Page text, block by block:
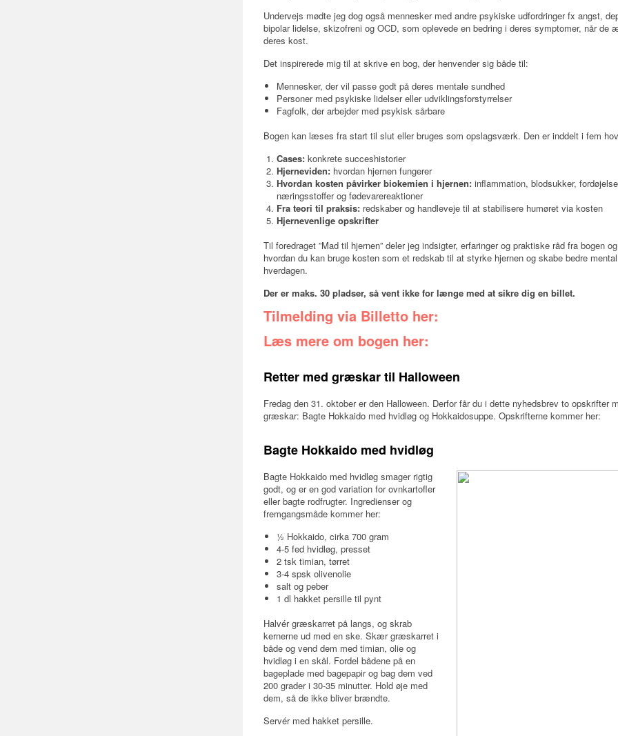
Undervejs mødte jeg dog også mennesker med andre psykiske udfordringer fx angst,
bipolar lidelse, skizofreni og OCD, som oplevede en bedring i deres symptomer, når de
deres kost.
Det inspirerede mig til at skrive en bog, der henvender sig både til:
Mennesker, der vil passe godt på deres mentale sundhed
Personer med psykiske lidelser eller udviklingsforstyrrelser
Fagfolk, der arbejder med psykisk sårbare
Bogen kan læses fra start til slut eller bruges som opslagsværk. Den er inddelt i fem
Cases: konkrete succeshistorier
Hjerneviden: hvordan hjernen fungerer
Hvordan kosten påvirker biokemien i hjernen: inflammation, blodsukker,
næringsstoffer og fødevarereaktioner
Fra teori til praksis: redskaber og handleveje til at stabilisere humøret via kosten
Hjernevenlige opskrifter
Til foredraget ”Mad til hjernen” deler jeg indsigter, erfaringer og praktiske råd fra bogen
hvordan du kan bruge kosten som et redskab til at styrke hjernen og skabe bedre
hverdagen.
Der er maks. 30 pladser, så vent ikke for længe med at sikre dig en billet.
Tilmelding via Billetto her:
Læs mere om bogen her:
Retter med græskar til Halloween
Fredag den 31. oktober er den Halloween. Derfor får du i dette nyhedsbrev to opskrifter
græskar: Bagte Hokkaido med hvidløg og Hokkaidosuppe. Opskrifterne kommer her:
Bagte Hokkaido med hvidløg
Bagte Hokkaido med hvidløg smager rigtig
godt, og er en god variation for ovnkartofler
eller bagte rodfrugter. Ingredienser og
fremgangsmåde kommer her:
½ Hokkaido, cirka 700 gram
4-5 fed hvidløg, presset
2 tsk timian, tørret
3-4 spsk olivenolie
salt og peber
1 dl hakket persille til pynt
Halvér græskarret på langs, og skrab
kernerne ud med en ske. Skær græskarret i
både og vend dem med timian, olie og
hvidløg i en skål. Fordel bådene på en
bageplade med bagepapir og bag dem ved
200 grader i 30-35 minutter. Hold øje med
dem, så de ikke bliver brændte.
Servér med hakket persille.